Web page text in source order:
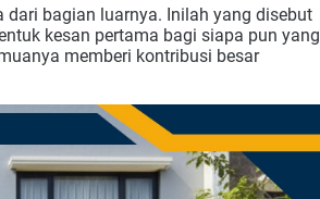
bagian luarnya. Inilah yang disebut
kesan pertama bagi siapa pun yang
memberi kontribusi besar